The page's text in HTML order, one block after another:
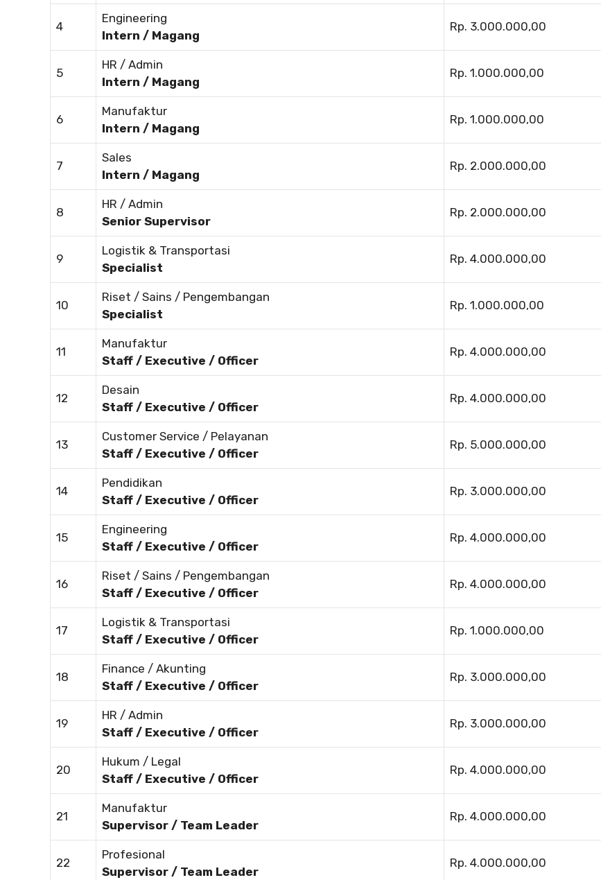
4
Engineering
Intern / Magang
Rp. 3.000.000,00
5
HR / Admin
Intern / Magang
Rp. 1.000.000,00
6
Manufaktur
Intern / Magang
Rp. 1.000.000,00
7
Sales
Intern / Magang
Rp. 2.000.000,00
8
HR / Admin
Senior Supervisor
Rp. 2.000.000,00
9
Logistik & Transportasi
Specialist
Rp. 4.000.000,00
10
Riset / Sains / Pengembangan
Specialist
Rp. 1.000.000,00
11
Manufaktur
Staff / Executive / Officer
Rp. 4.000.000,00
12
Desain
Staff / Executive / Officer
Rp. 4.000.000,00
13
Customer Service / Pelayanan
Staff / Executive / Officer
Rp. 5.000.000,00
14
Pendidikan
Staff / Executive / Officer
Rp. 3.000.000,00
15
Engineering
Staff / Executive / Officer
Rp. 4.000.000,00
16
Riset / Sains / Pengembangan
Staff / Executive / Officer
Rp. 4.000.000,00
17
Logistik & Transportasi
Staff / Executive / Officer
Rp. 1.000.000,00
18
Finance / Akunting
Staff / Executive / Officer
Rp. 3.000.000,00
19
HR / Admin
Staff / Executive / Officer
Rp. 3.000.000,00
20
Hukum / Legal
Staff / Executive / Officer
Rp. 4.000.000,00
21
Manufaktur
Supervisor / Team Leader
Rp. 4.000.000,00
22
Profesional
Supervisor / Team Leader
Rp. 4.000.000,00